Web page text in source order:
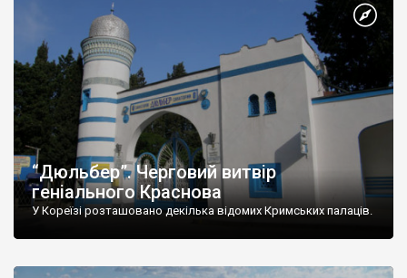
“Дюльбер”. Черговий витвір
геніального Краснова
У Кореїзі розташовано декілька відомих Кримських палаців.